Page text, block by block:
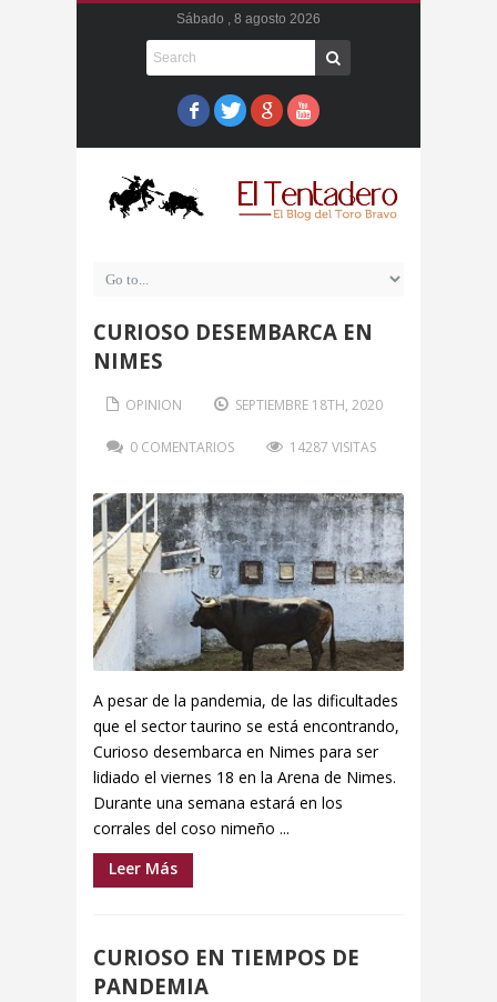
Sábado , 8 agosto 2026
CURIOSO DESEMBARCA EN
NIMES
OPINION SEPTIEMBRE 18TH, 2020
0 COMENTARIOS 14287 VISITAS
A pesar de la pandemia, de las dificultades
que el sector taurino se está encontrando,
Curioso desembarca en Nimes para ser
lidiado el viernes 18 en la Arena de Nimes.
Durante una semana estará en los
corrales del coso nimeño ...
Leer Más
CURIOSO EN TIEMPOS DE
PANDEMIA